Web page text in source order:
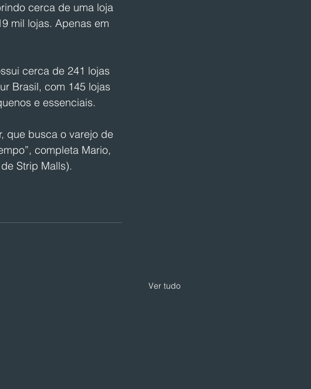
cerca de uma loja
mil lojas. Apenas em
cerca de 241 lojas
Brasil, com 145 lojas
e essenciais.
que busca o varejo de
completa Mario,
Strip Malls).
Ver tudo